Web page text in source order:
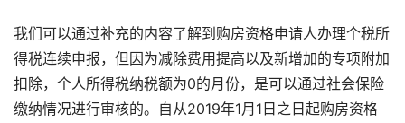
我们可以通过补充的内容了解到购房资格申请人办理个税所
得税连续申报，但因为减除费用提高以及新增加的专项附加
扣除，个人所得税纳税额为0的月份，是可以通过社会保险
缴纳情况进行审核的。自从2019年1月1日之日起购房资格